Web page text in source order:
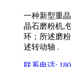
一种新型重
晶石磨粉机,
环；所述磨
述转动轴 .
联系电话: 180